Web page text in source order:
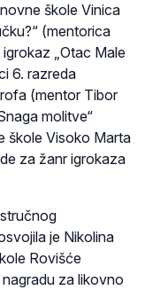
škole Vinica
(mentorica
„Otac Male
6. razreda
(mentor Tibor
molitve“
škole Visoko Marta
za žanr igrokaza
je Nikolina
Rovišće
za likovno